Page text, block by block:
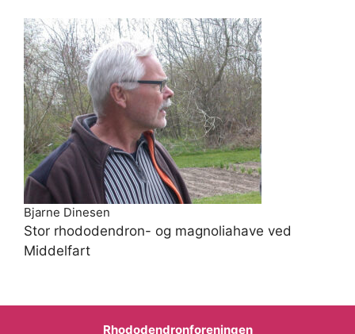
Bjarne Dinesen
Stor rhododendron- og magnoliahave ved
Middelfart
Rhododendronforeningen